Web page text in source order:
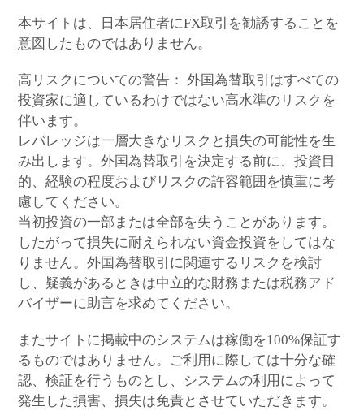
本サイトは、日本居住者にFX取引を勧誘することを
意図したものではありません。
高リスクについての警告： 外国為替取引はすべての
投資家に適しているわけではない高水準のリスクを
伴います。
レバレッジは一層大きなリスクと損失の可能性を生
み出します。外国為替取引を決定する前に、投資目
的、経験の程度およびリスクの許容範囲を慎重に考
慮してください。
当初投資の一部または全部を失うことがあります。
したがって損失に耐えられない資金投資をしてはな
りません。外国為替取引に関連するリスクを検討
し、疑義があるときは中立的な財務または税務アド
バイザーに助言を求めてください。
またサイトに掲載中のシステムは稼働を100%保証す
るものではありません。ご利用に際しては十分な確
認、検証を行うものとし、システムの利用によって
発生した損害、損失は免責とさせていただきます。